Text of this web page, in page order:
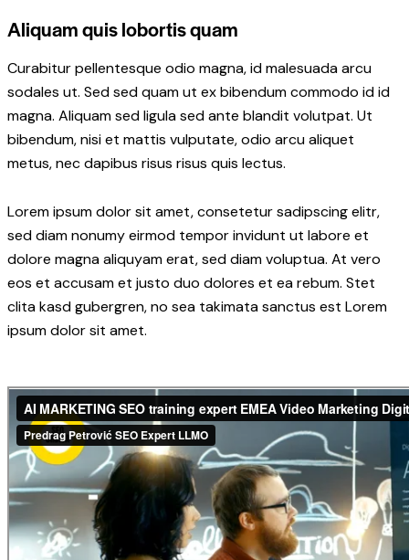
Aliquam quis lobortis quam
Curabitur pellentesque odio magna, id malesuada arcu
sodales ut. Sed sed quam ut ex bibendum commodo id id
magna. Aliquam sed ligula sed ante blandit volutpat. Ut
bibendum, nisi et mattis vulputate, odio arcu aliquet
metus, nec dapibus risus risus quis lectus.
Lorem ipsum dolor sit amet, consetetur sadipscing elitr,
sed diam nonumy eirmod tempor invidunt ut labore et
dolore magna aliquyam erat, sed diam voluptua. At vero
eos et accusam et justo duo dolores et ea rebum. Stet
clita kasd gubergren, no sea takimata sanctus est Lorem
ipsum dolor sit amet.